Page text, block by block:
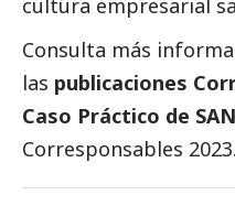
cultura empresarial
Consulta más
las publicaciones
Caso Práctico de
Corresponsables 2023.